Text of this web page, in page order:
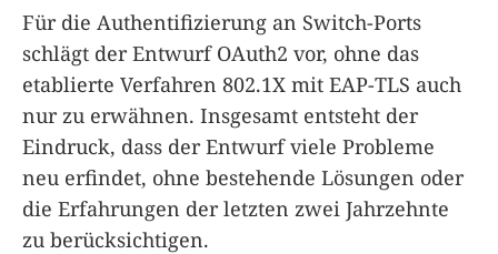
Für die Authentifizierung an Switch-Ports
schlägt der Entwurf OAuth2 vor, ohne das
etablierte Verfahren 802.1X mit EAP-TLS auch
nur zu erwähnen. Insgesamt entsteht der
Eindruck, dass der Entwurf viele Probleme
neu erfindet, ohne bestehende Lösungen oder
die Erfahrungen der letzten zwei Jahrzehnte
zu berücksichtigen.